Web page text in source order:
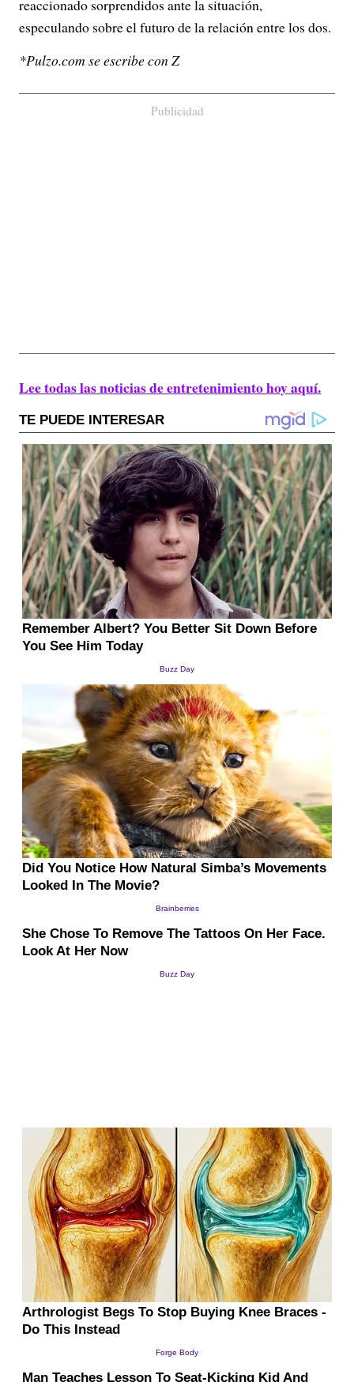
reaccionado sorprendidos ante la situación,
especulando sobre el futuro de la relación entre los dos.
*Pulzo.com se escribe con Z
Publicidad
Lee todas las noticias de entretenimiento hoy aquí.